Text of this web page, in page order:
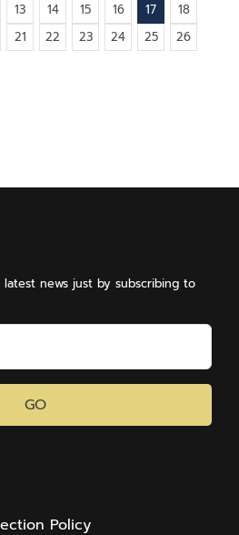
13 14 15 16 17
18
21 22 23 24 25 26
news just by subscribing to
GO
Policy